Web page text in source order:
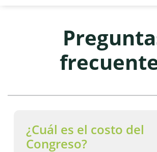
¿Cuál es el costo del
Congreso?